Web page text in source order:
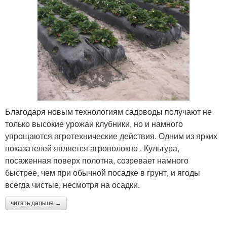
Благодаря новым технологиям садоводы получают не
только высокие урожаи клубники, но и намного
упрощаются агротехнические действия. Одним из ярких
показателей является агроволокно . Культура,
посаженная поверх полотна, созревает намного
быстрее, чем при обычной посадке в грунт, и ягоды
всегда чистые, несмотря на осадки.
читать дальше →